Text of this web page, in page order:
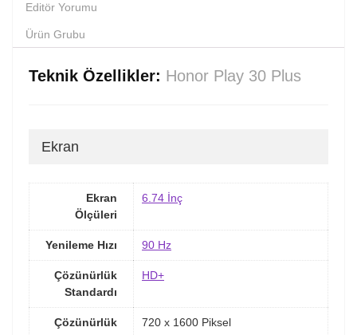
Editör Yorumu
Ürün Grubu
Teknik Özellikler: Honor Play 30 Plus
Ekran
Ekran
Ölçüleri
6.74 İnç
Yenileme Hızı 90 Hz
Çözünürlük
Standardı
HD+
Çözünürlük 720 x 1600 Piksel